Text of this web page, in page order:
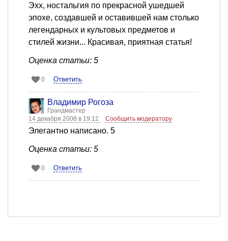
Эхх, ностальгия по прекрасной ушедшей
эпохе, создавшей и оставившей нам столько
легендарных и культовых предметов и
стилей жизни... Красивая, приятная статья!
Оценка статьи: 5
0 Ответить
Владимир Рогоза
Грандмастер
14 декабря 2008 в 19:12
Сообщить модератору
Элегантно написано. 5
Оценка статьи: 5
0 Ответить